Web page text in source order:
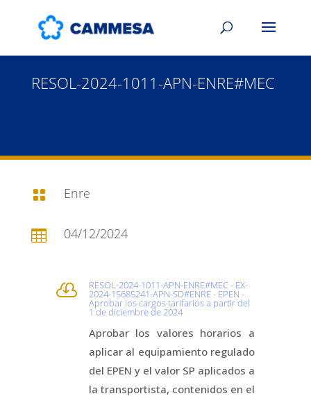
RESOL-2024-1011-APN-ENRE#MEC
 Enre
 04/12/2024
 RESOL-2024-1011-APN-ENRE#MEC - EX-
2024-15685241-APN-SD#ENRE - EPEN -
Aprobar los cargos tarifarios a partir del
1 de diciembre de 2024
Aprobar los valores horarios a
aplicar al equipamiento regulado
del EPEN y el valor SP aplicados a
la transportista, contenidos en el